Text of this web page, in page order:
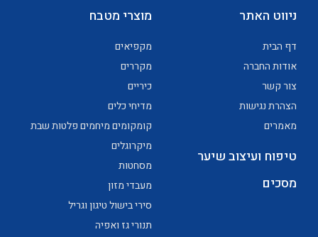
ניווט האתר
דף הבית
אודות החברה
צור קשר
הצהרת נגישות
מאמרים
טיפוח ועיצוב שיער
מסכים
מוצרי מטבח
מקפיאים
מקררים
כיריים
מדיחי כלים
קומקומים מיחמים פלטות שבת
מיקרוגלים
מסחטות
מעבדי מזון
סירי בישול טיגון וגריל
תנורי גז ואפיה